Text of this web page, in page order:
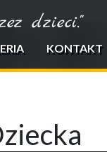
dzieci."
KONTAKT